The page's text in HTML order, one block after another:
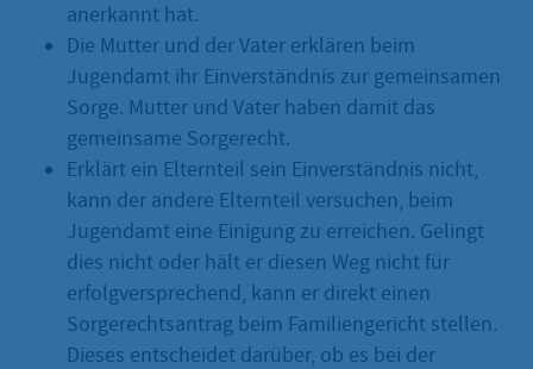
anerkannt hat.
Die Mutter und der Vater erklären beim
Jugendamt ihr Einverständnis zur gemeinsamen
Sorge. Mutter und Vater haben damit das
gemeinsame Sorgerecht.
Erklärt ein Elternteil sein Einverständnis nicht,
kann der andere Elternteil versuchen, beim
Jugendamt eine Einigung zu erreichen. Gelingt
dies nicht oder hält er diesen Weg nicht für
erfolgversprechend, kann er direkt einen
Sorgerechtsantrag beim Familiengericht stellen.
Dieses entscheidet darüber, ob es bei der